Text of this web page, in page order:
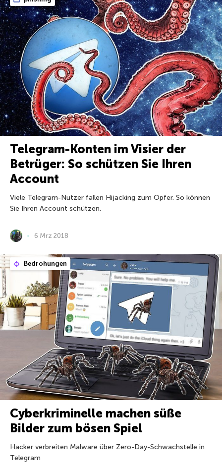
Telegram-Konten im Visier der
Betrüger: So schützen Sie Ihren
Account
Viele Telegram-Nutzer fallen Hijacking zum Opfer. So können
Sie Ihren Account schützen.
6 Mrz 2018
Bedrohungen
Cyberkriminelle machen süße
Bilder zum bösen Spiel
Hacker verbreiten Malware über Zero-Day-Schwachstelle in
Telegram